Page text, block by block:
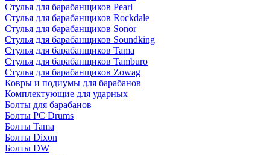
Стулья для барабанщиков Pearl
Стулья для барабанщиков Rockdale
Стулья для барабанщиков Sonor
Стулья для барабанщиков Soundking
Стулья для барабанщиков Tama
Стулья для барабанщиков Tamburo
Стулья для барабанщиков Zowag
Ковры и подиумы для барабанов
Комплектующие для ударных
Болты для барабанов
Болты PC Drums
Болты Tama
Болты Dixon
Болты DW